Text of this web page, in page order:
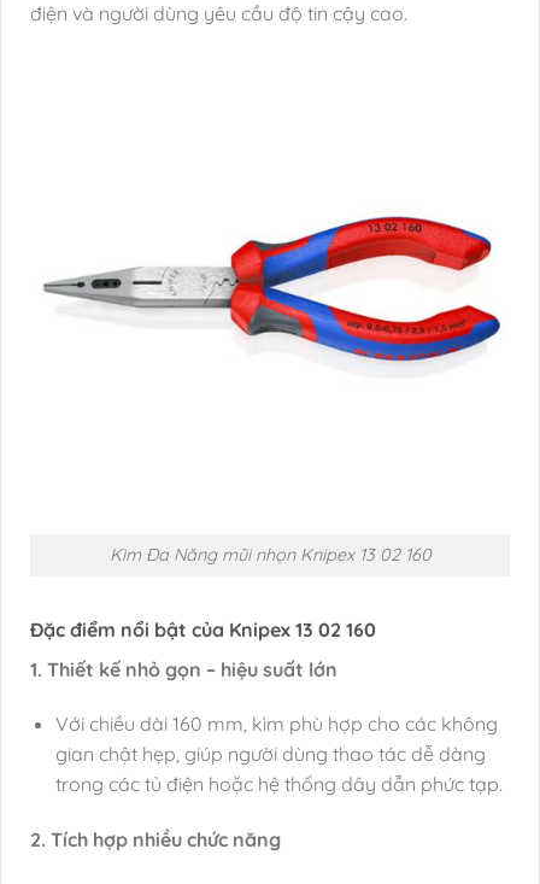
điện và người dùng yêu cầu độ tin cậy cao.
Kìm Đa Năng mũi nhọn Knipex 13 02 160
Đặc điểm nổi bật của Knipex 13 02 160
1. Thiết kế nhỏ gọn – hiệu suất lớn
Với chiều dài 160 mm, kìm phù hợp cho các không
gian chật hẹp, giúp người dùng thao tác dễ dàng
trong các tủ điện hoặc hệ thống dây dẫn phức tạp.
2. Tích hợp nhiều chức năng